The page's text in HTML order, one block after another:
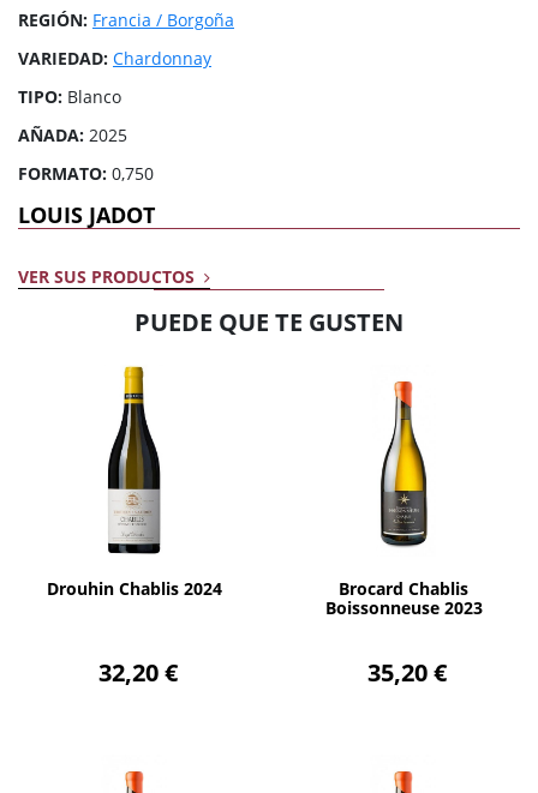
REGIÓN: Francia / Borgoña
VARIEDAD: Chardonnay
TIPO: Blanco
AÑADA: 2025
FORMATO: 0,750
LOUIS JADOT
VER SUS PRODUCTOS
PUEDE QUE TE GUSTEN
Drouhin Chablis 2024
32,20 €
AÑADIR
Brocard Chablis
Boissonneuse 2023
35,20 €
AÑADIR